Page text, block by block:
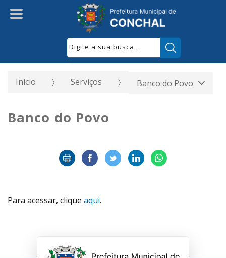
Início Serviços Banco do Povo
Banco do Povo
Para acessar, clique aqui.